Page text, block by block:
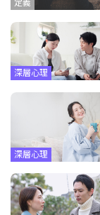
定義
深層心理
深層心理